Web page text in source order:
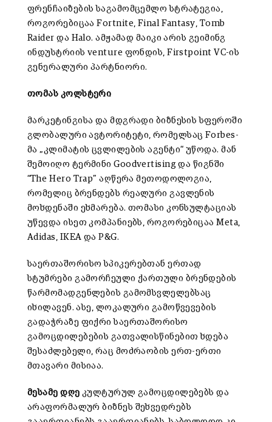
ფრენჩაიზების საგამომცემლო სტრატეგია,
როგორებიცაა Fortnite, Final Fantasy, Tomb
Raider და Halo. ამჟამად მაიკი არის გეიმინგ
ინდუსტრიის venture ფონდის, Firstpoint VC-ის
გენერალური პარტნიორი.
თომას კოლსტერი
მარკეტინგისა და მდგრადი ბიზნესის სფეროში
გლობალური ავტორიტეტი, რომელსაც Forbes-
მა „კლიმატის ცვლილების აგენტი“ უწოდა. მან
შემოიღო ტერმინი Goodvertising და წიგნში
“The Hero Trap” აღწერა მეთოდოლოგია,
რომელიც ბრენდებს რეალური გავლენის
მოხდენაში ეხმარება. თომასი კონსულტაციას
უწევდა ისეთ კომპანიებს, როგორებიცაა Meta,
Adidas, IKEA და P&G.
საერთაშორისო სპიკერებთან ერთად
სტუმრები გამორჩეული ქართული ბრენდების
წარმომადგენლების გამომსვლელებსაც
იხილავენ. ასე, ლოკალური გამოწვევების
გადაჭრაზე ფიქრი საერთაშორისო
გამოცდილებების გათვალისწინებით ხდება
შესაძლებელი, რაც მოძრაობის ერთ-ერთი
მთავარი მისიაა.
მესამე დღე კულტურულ გამოცდილებებს და
არაფორმალურ ბიზნეს შეხვედრებს